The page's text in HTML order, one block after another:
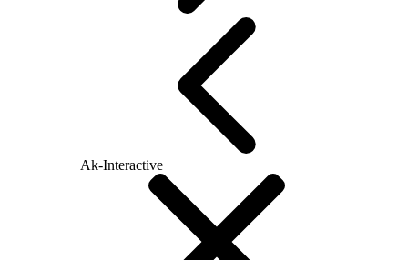
Ak-Interactive